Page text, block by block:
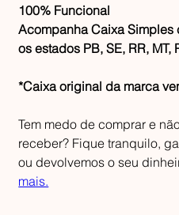
100% Funcional
Acompanha Caixa
os estados PB, SE, RR, MT,
*Caixa original da marca
Tem medo de comprar e
receber? Fique tranquilo,
ou devolvemos o seu
mais.